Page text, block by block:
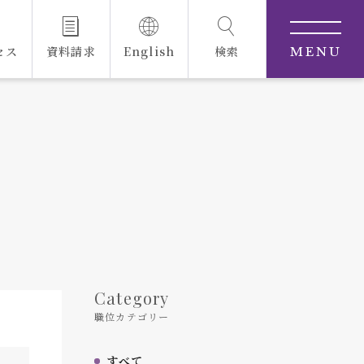
ス 資料請求 English 検索 MENU
Category
職位カテゴリー
すべて